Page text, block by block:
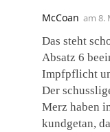
McCoan am 8.
Das steht
Absatz 6
Impfpflicht
Der
Merz haben
kundgetan,